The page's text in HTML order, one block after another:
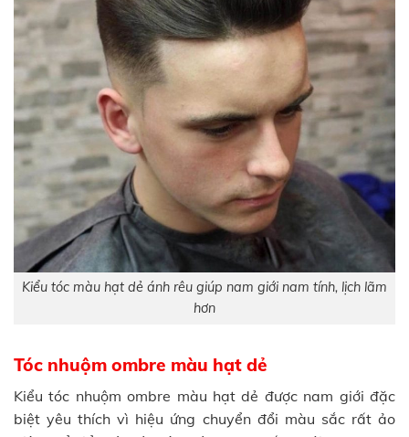
Kiểu tóc màu hạt dẻ ánh rêu giúp nam giới nam tính, lịch lãm
hơn
Tóc nhuộm ombre màu hạt dẻ
Kiểu tóc nhuộm ombre màu hạt dẻ được nam giới đặc
biệt yêu thích vì hiệu ứng chuyển đổi màu sắc rất ảo